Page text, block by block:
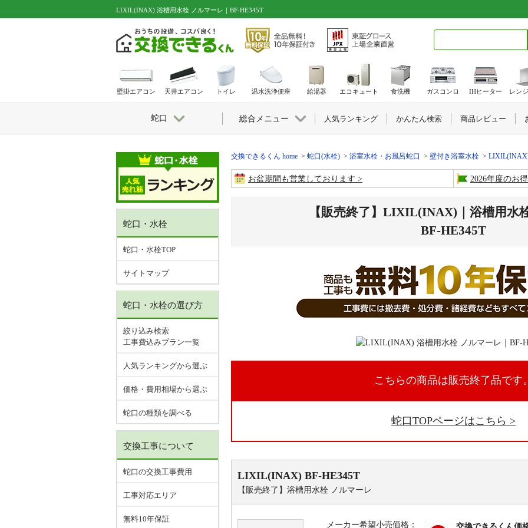
LIXIL(INAX) 浴槽用水栓 ノルマーレ｜BF-HE345T
交換できるくん home 蛇口(水栓) 浴室水栓・お風呂蛇口 壁付き浴室水栓
お盆期間も営業しております 2026年度のお
【販売終了】LIXIL(INAX)｜浴槽用水
BF-HE345T
こちらの商品は販売終了品です
蛇口TOPページはこちら
LIXIL(INAX) BF-HE345T
【販売終了】浴槽用水栓 ノルマーレ
メーカー希望小売価格：
蛇口・水栓
蛇口・水栓TOP
サイトマップ
蛇口・水栓の選び方
絞り込み検索
工事費込みプラン一覧
人気ランキングから選ぶ
価格・費用相場から選ぶ
蛇口の種類を調べる
交換工事について
蛇口の交換工事費用
工事対応エリア
無料10年保証
壁掛エアコン 天井エアコン トイレ 温水洗浄便座 給湯器 エコキュート 食洗機 ガスコンロ IHヒーター レン
蛇口 総合メニュー 人気ランキング かんたん検索 商品レビュー